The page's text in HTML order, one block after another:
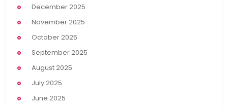
December 2025
November 2025
October 2025
September 2025
August 2025
July 2025
June 2025